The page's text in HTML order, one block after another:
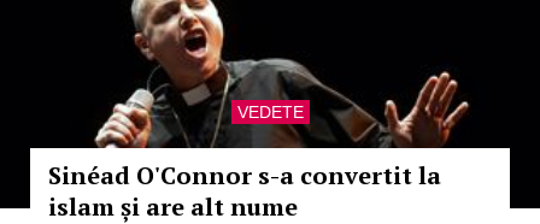
VEDETE
Sinéad O'Connor s-a convertit la
islam și are alt nume